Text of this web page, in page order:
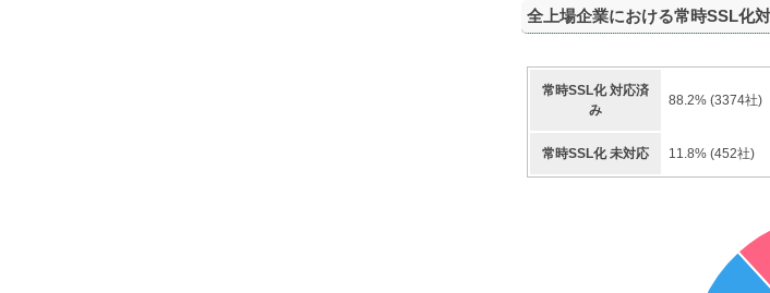
全上場企業における常時SSL化
常時SSL化 対応済
み
88.2% (3374社)
常時SSL化 未対応 11.8% (452社)